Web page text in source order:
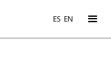
ES EN